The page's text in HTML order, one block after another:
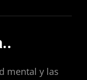
mental y las